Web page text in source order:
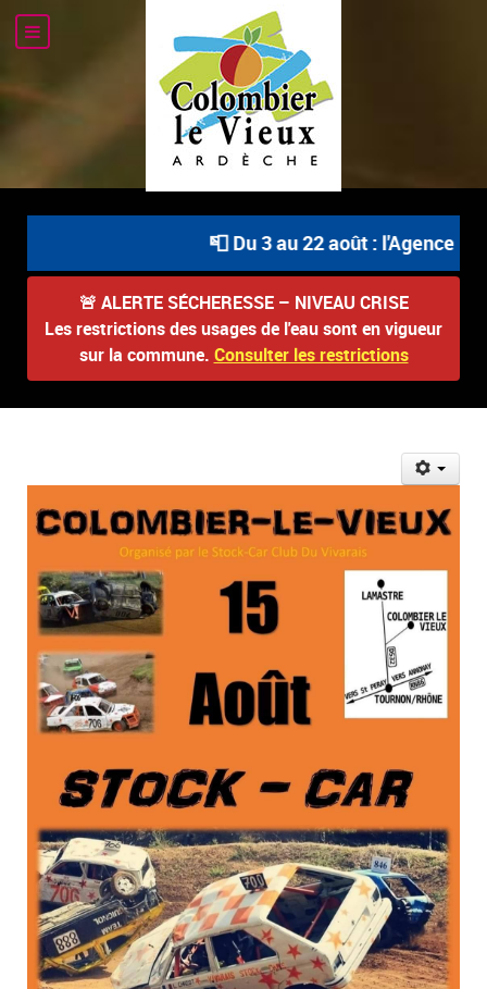
📮 Du 3 au 22 août : l'Agence
🚨 ALERTE SÉCHERESSE – NIVEAU CRISE
Les restrictions des usages de l'eau sont en vigueur
sur la commune. Consulter les restrictions